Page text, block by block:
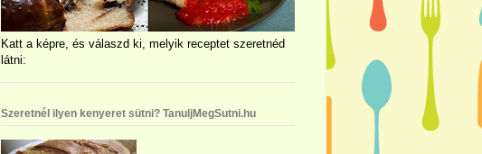
Katt a képre, és válaszd ki, melyik receptet szeretnéd
látni:
Szeretnél ilyen kenyeret sütni? TanuljMegSutni.hu